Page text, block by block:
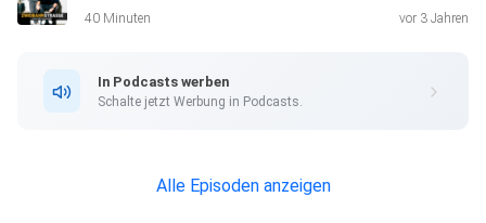
die
40 Minuten vor 3 Jahren
In Podcasts werben
Schalte jetzt Werbung in Podcasts.
Alle Episoden anzeigen